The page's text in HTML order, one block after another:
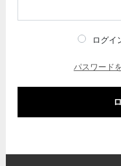
ログイ
パスワード